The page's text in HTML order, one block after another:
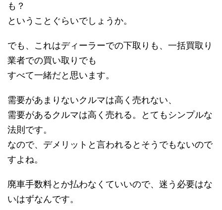
も？
ということぐらいでしょうか。
でも、これはディーラーでの下取りも、一括買取り
業者での買い取りでも
すべて一緒だと思います。
需要があまりないクルマは高く売れない、
需要があるクルマは高く売れる。とてもシンプルな
法則です。
なので、デメリットと言われるとそうでもないので
すよね。
廃車手数料とか払わなくていいので、迷う必要はな
いはずなんです。